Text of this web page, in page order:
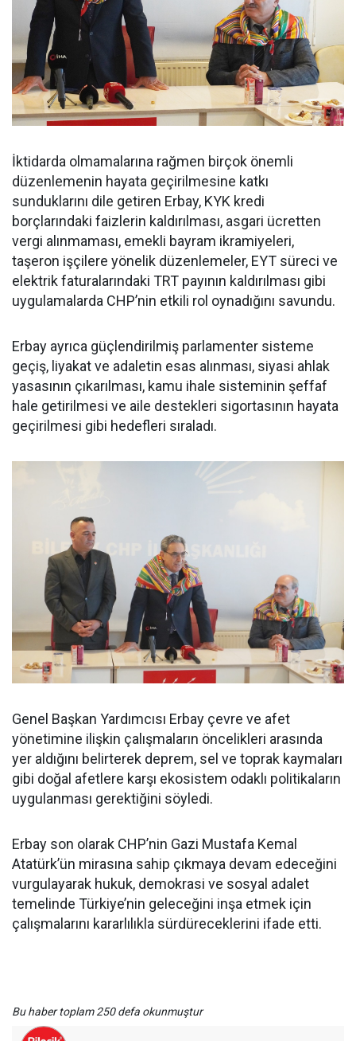
İktidarda olmamalarına rağmen birçok önemli
düzenlemenin hayata geçirilmesine katkı
sunduklarını dile getiren Erbay, KYK kredi
borçlarındaki faizlerin kaldırılması, asgari ücretten
vergi alınmaması, emekli bayram ikramiyeleri,
taşeron işçilere yönelik düzenlemeler, EYT süreci ve
elektrik faturalarındaki TRT payının kaldırılması gibi
uygulamalarda CHP’nin etkili rol oynadığını savundu.
Erbay ayrıca güçlendirilmiş parlamenter sisteme
geçiş, liyakat ve adaletin esas alınması, siyasi ahlak
yasasının çıkarılması, kamu ihale sisteminin şeffaf
hale getirilmesi ve aile destekleri sigortasının hayata
geçirilmesi gibi hedefleri sıraladı.
Genel Başkan Yardımcısı Erbay çevre ve afet
yönetimine ilişkin çalışmaların öncelikleri arasında
yer aldığını belirterek deprem, sel ve toprak kaymaları
gibi doğal afetlere karşı ekosistem odaklı politikaların
uygulanması gerektiğini söyledi.
Erbay son olarak CHP’nin Gazi Mustafa Kemal
Atatürk’ün mirasına sahip çıkmaya devam edeceğini
vurgulayarak hukuk, demokrasi ve sosyal adalet
temelinde Türkiye’nin geleceğini inşa etmek için
çalışmalarını kararlılıkla sürdüreceklerini ifade etti.
Bu haber toplam 250 defa okunmuştur